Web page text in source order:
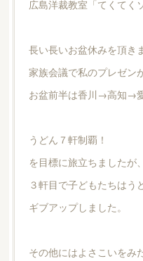
広島洋裁教室「てくてく
長い長いお盆休みを頂き
家族会議で私のプレゼン
お盆前半は香川→高知→
うどん７軒制覇！
を目標に旅立ちましたが、
３軒目で子どもたちはう
ギブアップしました。
その他にはよさこいをみた